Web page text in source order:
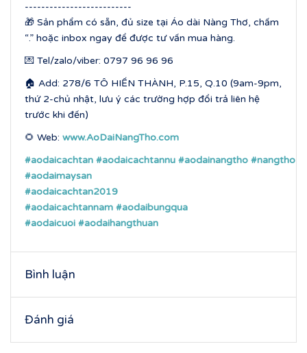
--------------------------
🎁 Sản phẩm có sẵn, đủ size tại Áo dài Nàng Thơ, chấm
“.” hoặc inbox ngay để được tư vấn mua hàng.
💌 Tel/zalo/viber: 0797 96 96 96
🏠 Add: 278/6 TÔ HIẾN THÀNH, P.15, Q.10 (9am-9pm,
thứ 2-chủ nhật, lưu ý các trường hợp đổi trả liên hệ
trước khi đến)
🌻 Web: www.AoDaiNangTho.com
#aodaicachtan #aodaicachtannu #aodainangtho #nangtho
#aodaimaysan
#aodaicachtan2019
#aodaicachtannam #aodaibungqua
#aodaicuoi #aodaihangthuan
Bình luận
Đánh giá